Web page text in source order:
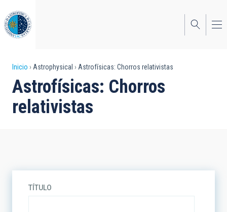
al
contenido
principal
Sobrescribir
enlaces
de
Inicio Astrophysical Astrofísicas: Chorros relativistas
Astrofísicas: Chorros
relativistas
TÍTULO